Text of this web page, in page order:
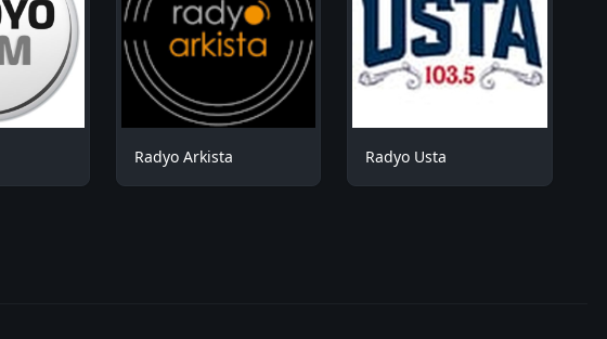
Radyo Arkista Radyo Usta